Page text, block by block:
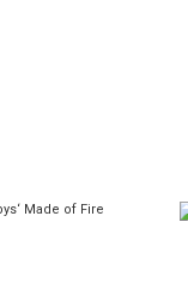
Made of Fire